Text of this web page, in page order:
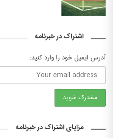
اشتراک در خبرنامه
آدرس ایمیل خود را وارد کنید:
مزایای اشتراک در خبرنامه